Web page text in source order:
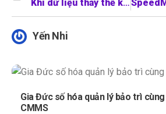
Khi dữ liệu thay thế kinh nghiệm – Câu chuyện bảo trì thông minh tại Vinafood1
Yến Nhi
Gia Đức số hóa quản lý bảo trì
CMMS